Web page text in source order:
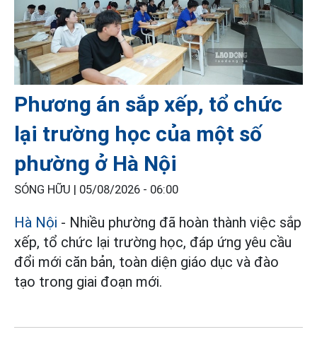
Phương án sắp xếp, tổ chức
lại trường học của một số
phường ở Hà Nội
SÓNG HỮU | 05/08/2026 - 06:00
Hà Nội - Nhiều phường đã hoàn thành việc sắp
xếp, tổ chức lại trường học, đáp ứng yêu cầu
đổi mới căn bản, toàn diện giáo dục và đào
tạo trong giai đoạn mới.